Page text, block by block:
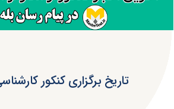
تاریخ برگزاری کنکور